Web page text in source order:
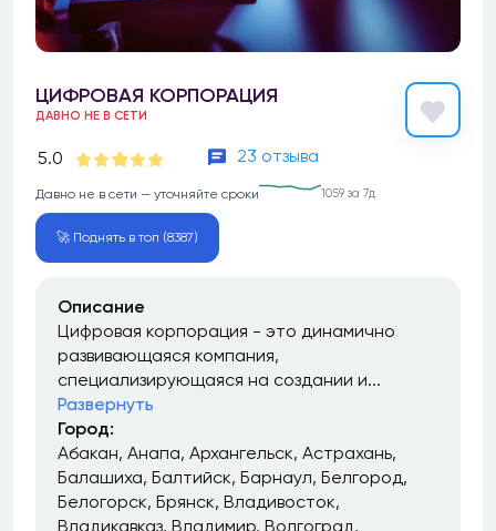
ЦИФРОВАЯ КОРПОРАЦИЯ
ДАВНО НЕ В СЕТИ
5.0 23 отзыва
Давно не в сети — уточняйте сроки 1059 за 7д
🚀 Поднять в топ (8387)
Описание
Цифровая корпорация - это динамично
развивающаяся компания,
специализирующаяся на создании и...
Развернуть
Город:
Абакан Анапа Архангельск Астрахань
Балашиха Балтийск Барнаул Белгород
Белогорск Брянск Владивосток
Владикавказ Владимир Волгоград